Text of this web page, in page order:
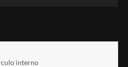
interno